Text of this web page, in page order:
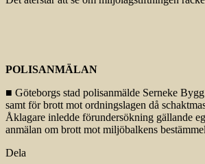
POLISANMÄLAN
■ Göteborgs stad polisanmälde Serneke
samt för brott mot ordningslagen då
Åklagare inledde förundersökning gällande
anmälan om brott mot miljöbalkens
Dela